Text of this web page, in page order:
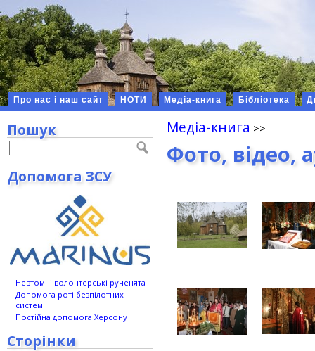
Про нас і наш сайт НОТИ Медіа-книга Бібліотека
Медіа-книга
Фото, відео,
Пошук
Допомога ЗСУ
Невтомні волонтерські рученята
Допомога роті безпілотних
систем
Постійна допомога Херсону
Сторінки